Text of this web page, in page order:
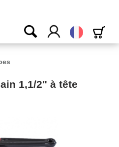
Français
1,1/2" à tête